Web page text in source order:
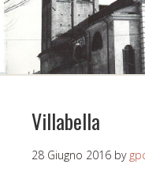
Villabella
28 Giugno 2016 by